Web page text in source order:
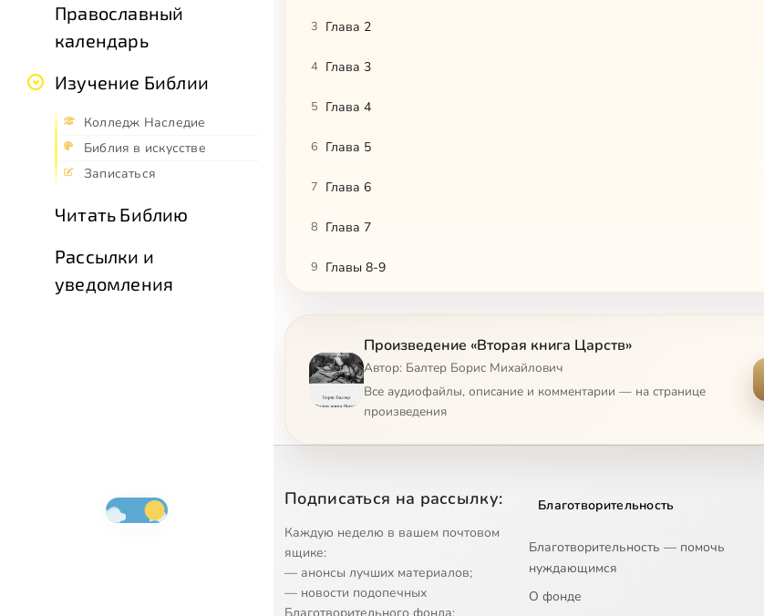
Православный
календарь
Изучение Библии
Колледж Наследие
Библия в искусстве
Записаться
Читать Библию
Рассылки и
уведомления
3 Глава 2
4 Глава 3
5 Глава 4
6 Глава 5
7 Глава 6
8 Глава 7
9 Главы 8-9
Глава 11, 1
12 Глава 11, 2
15 Глава 14
16 Глава 15
17 Глава 16
Произведение «Вторая книга Царств»
Автор: Балтер Борис Михайлович
Все аудиофайлы, описание и комментарии — на странице
произведения
Подписаться на рассылку:
Каждую неделю в вашем почтовом
ящике:
— анонсы лучших материалов;
— новости подопечных
Благотворительность
Благотворительность — помочь
нуждающимся
О фонде